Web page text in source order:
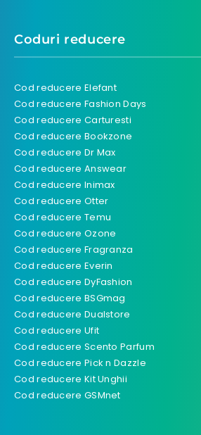
Coduri reducere
Cod reducere Elefant
Cod reducere Fashion Days
Cod reducere Carturesti
Cod reducere Bookzone
Cod reducere Dr Max
Cod reducere Answear
Cod reducere Inimax
Cod reducere Otter
Cod reducere Temu
Cod reducere Ozone
Cod reducere Fragranza
Cod reducere Everin
Cod reducere DyFashion
Cod reducere BSGmag
Cod reducere Dualstore
Cod reducere Ufit
Cod reducere Scento Parfum
Cod reducere Pick n Dazzle
Cod reducere Kit Unghii
Cod reducere GSMnet